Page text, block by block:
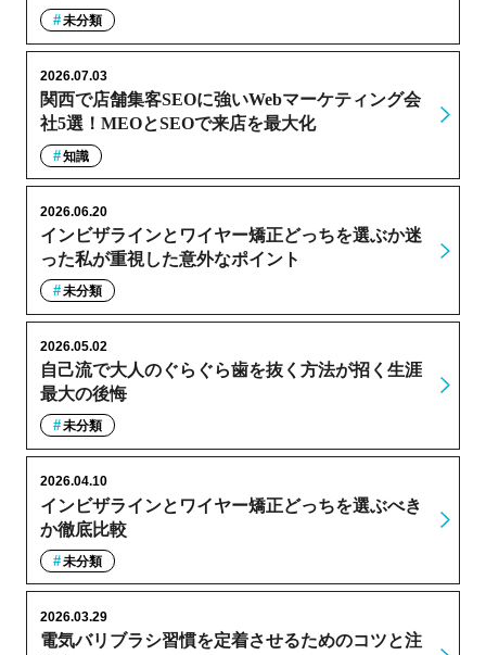
未分類
関西で店舗集客SEOに強いWebマーケティング会
社5選！MEOとSEOで来店を最大化
2026.07.03
知識
インビザラインとワイヤー矯正どっちを選ぶか迷
った私が重視した意外なポイント
2026.06.20
未分類
自己流で大人のぐらぐら歯を抜く方法が招く生涯
最大の後悔
2026.05.02
未分類
インビザラインとワイヤー矯正どっちを選ぶべき
か徹底比較
2026.04.10
未分類
電気バリブラシ習慣を定着させるためのコツと注
2026.03.29